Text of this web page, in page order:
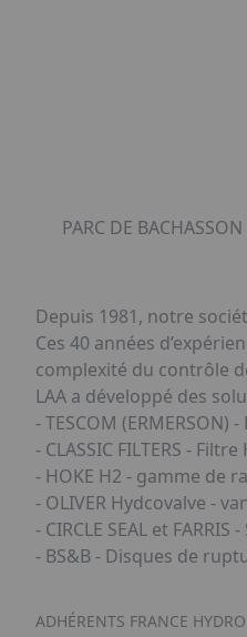
PARC DE
Depuis 1981, notre
Ces 40 années
complexité du contrôle
LAA a développé des
- TESCOM
- CLASSIC FILTERS -
- HOKE H2 - gamme de
- OLIVER Hydcovalve -
- CIRCLE SEAL et
- BS&B - Disques de
ADHÉRENTS FRANCE